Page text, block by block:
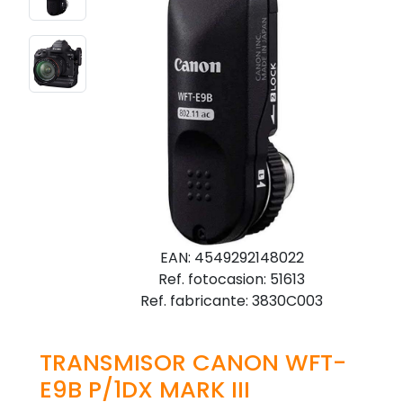
EAN: 4549292148022
Ref. fotocasion: 51613
Ref. fabricante: 3830C003
TRANSMISOR CANON WFT-
E9B P/1DX MARK III